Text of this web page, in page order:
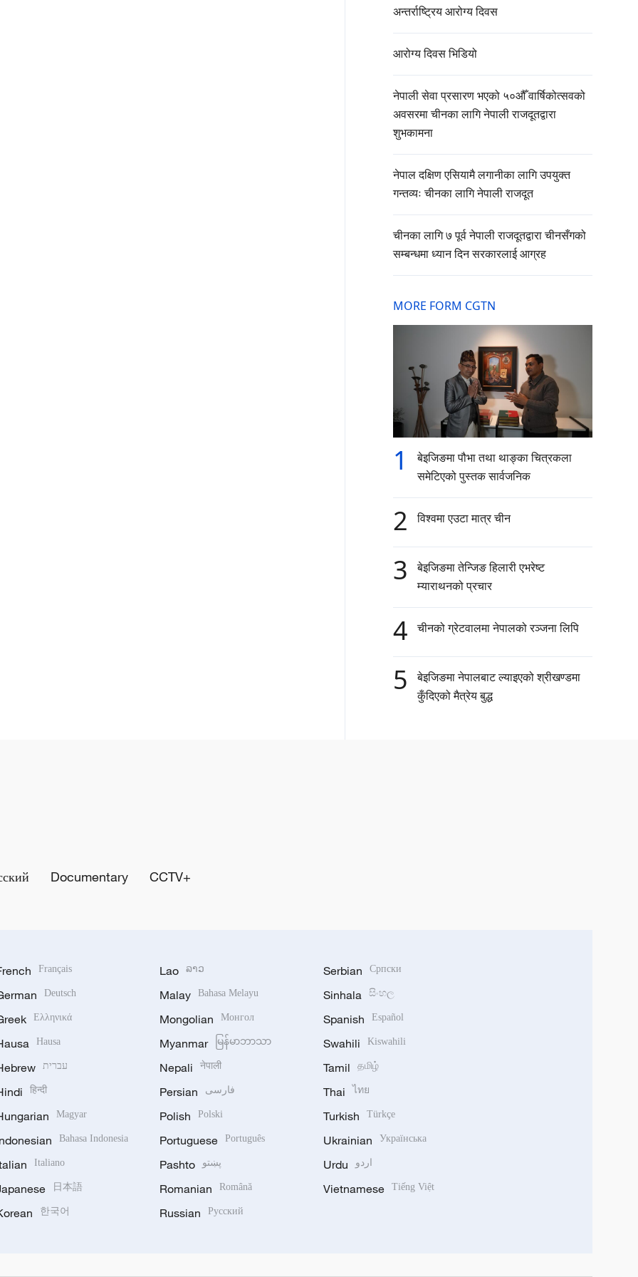
अन्तर्राष्ट्रिय आरोग्य दिवस
आरोग्य दिवस भिडियो
नेपाली सेवा प्रसारण भएको ५०औँ वार्षिकोत्सवको
अवसरमा चीनका लागि नेपाली राजदूतद्वारा
शुभकामना
नेपाल दक्षिण एसियामै लगानीका लागि उपयुक्त
गन्तव्यः चीनका लागि नेपाली राजदूत
चीनका लागि ७ पूर्व नेपाली राजदूतद्वारा चीनसँगको
सम्बन्धमा ध्यान दिन सरकारलाई आग्रह
MORE FORM CGTN
1
बेइजिङमा पौभा तथा थाङ्का चित्रकला
समेटिएको पुस्तक सार्वजनिक
2 विश्वमा एउटा मात्र चीन
3
बेइजिङमा तेन्जिङ हिलारी एभरेष्ट
म्याराथनको प्रचार
4 चीनको ग्रेटवालमा नेपालको रञ्जना लिपि
5
बेइजिङमा नेपालबाट ल्याइएको श्रीखण्डमा
कुँदिएको मैत्रेय बुद्ध
Documentary CCTV+
Français
Deutsch
Ελληνικά
Hausa
עברית
हिन्दी
Magyar
Bahasa Indonesia
Italiano
日本語
한국어
Lao ລາວ
Malay Bahasa Melayu
Mongolian Монгол
Myanmar မြန်မာဘာသာ
Nepali नेपाली
Persian فارسی
Polish Polski
Portuguese Português
Pashto پښتو
Romanian Română
Russian Русский
Serbian Српски
Sinhala සිංහල
Spanish Español
Swahili Kiswahili
Tamil தமிழ்
Thai ไทย
Turkish Türkçe
Ukrainian Українська
Urdu اردو
Vietnamese Tiếng Việt